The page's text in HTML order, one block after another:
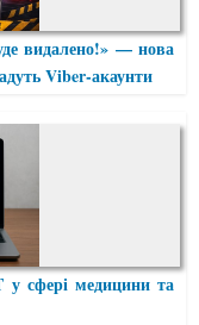
видалено!» — нова
Viber-акаунти
у сфері медицини та